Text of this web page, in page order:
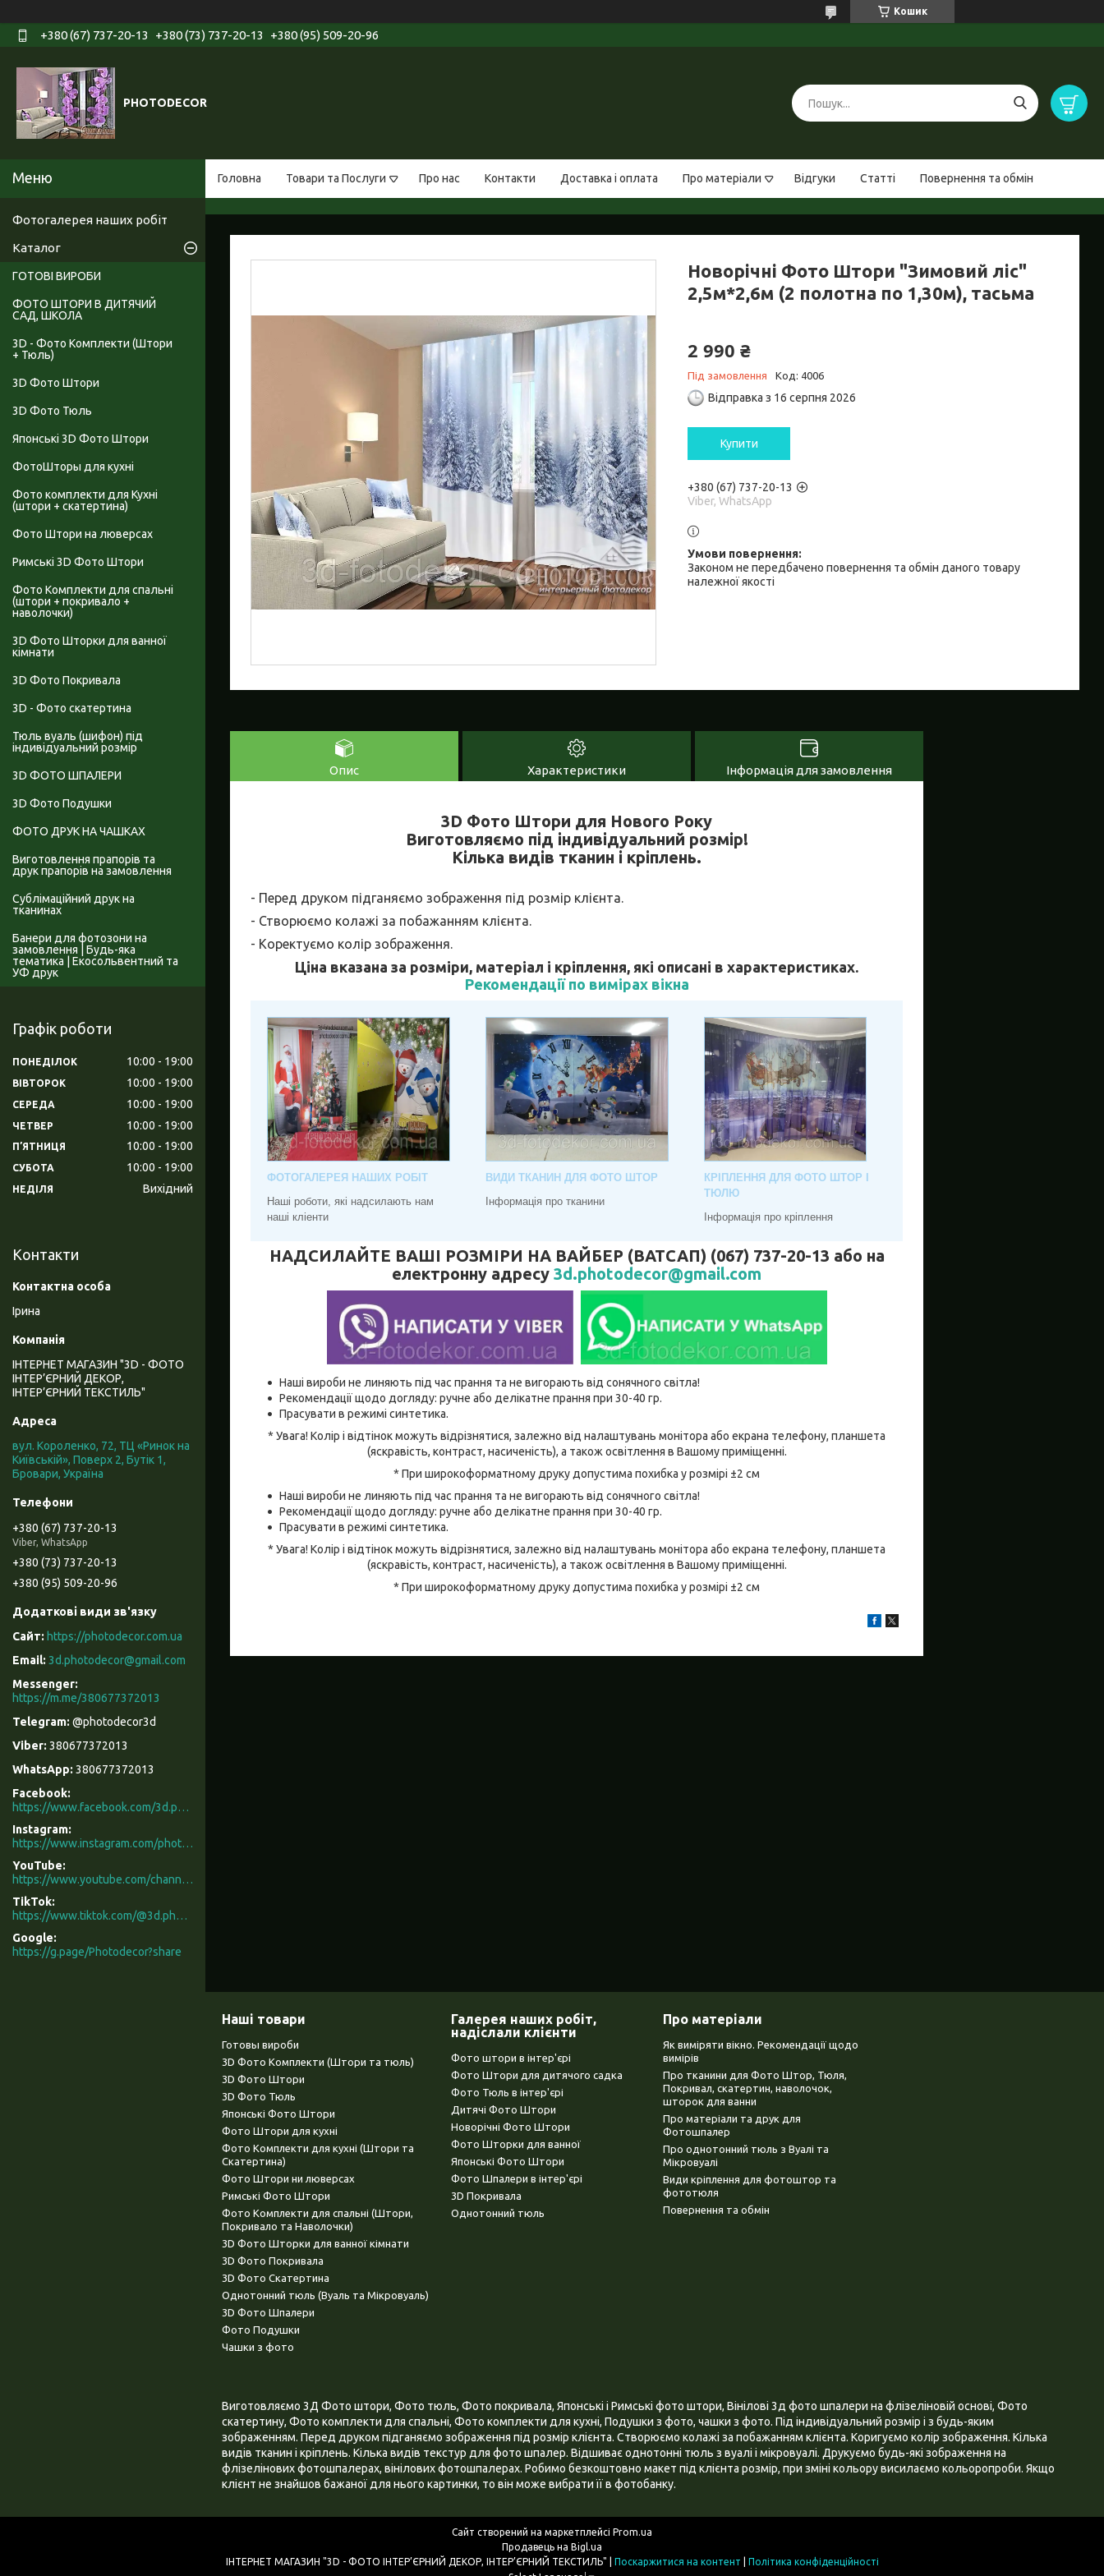
Кошик
+380 (67) 737-20-13 +380 (73) 737-20-13 +380 (95) 509-20-96
PHOTODECOR
Головна Товари та Послуги Про нас Контакти Доставка і оплата Про матеріали Відгуки Статті Повернення та обмін
Новорічні Фото Штори "Зимовий ліс"
2,5м*2,6м (2 полотна по 1,30м), тасьма
2 990 ₴
Під замовлення Код: 4006
Відправка з 16 серпня 2026
Купити
+380 (67) 737-20-13
Viber, WhatsApp
Законом не передбачено повернення та обмін даного товару
належної якості
Опис Характеристики Інформація для замовлення
3D Фото Штори для Нового Року
Виготовляємо під індивідуальний розмір!
Кілька видів тканин і кріплень.
- Перед друком підганяємо зображення під розмір клієнта.
- Створюємо колажі за побажанням клієнта.
- Коректуємо колір зображення.
Ціна вказана за розміри, матеріал і кріплення, які описані в характеристиках.
Рекомендації по вимірах вікна
ФОТОГАЛЕРЕЯ НАШИХ РОБІТ
Наші роботи, які надсилають нам
наші кліенти
ВИДИ ТКАНИН ДЛЯ ФОТО ШТОР
Інформація про тканини
КРІПЛЕННЯ ДЛЯ ФОТО ШТОР І
ТЮЛЮ
Інформація про кріплення
НАДСИЛАЙТЕ ВАШІ РОЗМІРИ НА ВАЙБЕР (ВАТСАП) (067) 737-20-13 або на
електронну адресу 3d.photodecor@gmail.com
Наші вироби не линяють під час прання та не вигорають від сонячного світла!
Рекомендації щодо догляду: ручне або делікатне прання при 30-40 гр.
Прасувати в режимі синтетика.
* Увага! Колір і відтінок можуть відрізнятися, залежно від налаштувань монітора або екрана телефону, планшета
(яскравість, контраст, насиченість), а також освітлення в Вашому приміщенні.
* При широкоформатному друку допустима похибка у розмірі ±2 см
Наші вироби не линяють під час прання та не вигорають від сонячного світла!
Рекомендації щодо догляду: ручне або делікатне прання при 30-40 гр.
Прасувати в режимі синтетика.
* Увага! Колір і відтінок можуть відрізнятися, залежно від налаштувань монітора або екрана телефону, планшета
(яскравість, контраст, насиченість), а також освітлення в Вашому приміщенні.
* При широкоформатному друку допустима похибка у розмірі ±2 см
Фотогалерея наших робіт
Каталог
ГОТОВІ ВИРОБИ
ФОТО ШТОРИ В ДИТЯЧИЙ
САД, ШКОЛА
3D - Фото Комплекти (Штори
+ Тюль)
3D Фото Штори
3D Фото Тюль
Японські 3D Фото Штори
ФотоШторы для кухні
Фото комплекти для Кухні
(штори + скатертина)
Фото Штори на люверсах
Римські 3D Фото Штори
Фото Комплекти для спальні
(штори + покривало +
наволочки)
3D Фото Шторки для ванної
кімнати
3D Фото Покривала
3D - Фото скатертина
Тюль вуаль (шифон) під
індивідуальний розмір
3D ФОТО ШПАЛЕРИ
3D Фото Подушки
ФОТО ДРУК НА ЧАШКАХ
Виготовлення прапорів та
друк прапорів на замовлення
Сублімаційний друк на
тканинах
Банери для фотозони на
замовлення | Будь-яка
тематика | Екосольвентний та
УФ друк
Графік роботи
ПОНЕДІЛОК 10:00 19:00
ВІВТОРОК 10:00 19:00
СЕРЕДА 10:00 19:00
ЧЕТВЕР 10:00 19:00
ПʼЯТНИЦЯ 10:00 19:00
СУБОТА 10:00 19:00
НЕДІЛЯ Вихідний
Контакти
Ірина
ІНТЕРНЕТ МАГАЗИН "3D - ФОТО
ІНТЕР’ЄРНИЙ ДЕКОР,
ІНТЕР’ЄРНИЙ ТЕКСТИЛЬ"
вул. Короленко, 72, ТЦ «Ринок на
Київській», Поверх 2, Бутік 1,
Бровари, Україна
+380 (67) 737-20-13
Viber, WhatsApp
+380 (73) 737-20-13
+380 (95) 509-20-96
https://photodecor.com.ua
3d.photodecor@gmail.com
https://m.me/380677372013
@photodecor3d
380677372013
380677372013
Facebook
https://www.facebook.com/3d.photodecor/
Instagram
https://www.instagram.com/photodecor.com.ua/
YouTube
https://www.youtube.com/channel/UCXCUerfqRY1Pw7-IptdbqyA/videos
TikTok
https://www.tiktok.com/@3d.photodecor?is_from_webapp=1&sender_device=pc
Google
https://g.page/Photodecor?share
Наші товари
Готовы вироби
3D Фото Комплекти (Штори та тюль)
3D Фото Штори
3D Фото Тюль
Японські Фото Штори
Фото Штори для кухні
Фото Комплекти для кухні (Штори та
Скатертина)
Фото Штори ни люверсах
Римські Фото Штори
Фото Комплекти для спальні (Штори,
Покривало та Наволочки)
3D Фото Шторки для ванної кімнати
3D Фото Покривала
3D Фото Скатертина
Однотонний тюль (Вуаль та Мікровуаль)
3D Фото Шпалери
Фото Подушки
Чашки з фото
Галерея наших робіт,
надіслали клієнти
Фото штори в інтер'єрі
Фото Штори для дитячого садка
Фото Тюль в інтер'єрі
Дитячі Фото Штори
Новорічні Фото Штори
Фото Шторки для ванної
Японські Фото Штори
Фото Шпалери в інтер'єрі
3D Покривала
Однотонний тюль
Про матеріали
Як виміряти вікно. Рекомендації щодо
вимірів
Про тканини для Фото Штор, Тюля,
Покривал, скатертин, наволочок,
шторок для ванни
Про матеріали та друк для
Фотошпалер
Про однотонний тюль з Вуалі та
Мікровуалі
Види кріплення для фотоштор та
фототюля
Повернення та обмін
Виготовляємо 3Д Фото штори, Фото тюль, Фото покривала, Японські і Римські фото штори, Вінілові 3д фото шпалери на флізеліновій основі, Фото
скатертину, Фото комплекти для спальні, Фото комплекти для кухні, Подушки з фото, чашки з фото. Під індивідуальний розмір і з будь-яким
зображенням. Перед друком підганяємо зображення під розмір клієнта. Створюємо колажі за побажанням клієнта. Коригуємо колір зображення. Кілька
видів тканин і кріплень. Кілька видів текстур для фото шпалер. Відшиває однотонні тюль з вуалі і мікровуалі. Друкуємо будь-які зображення на
флізелінових фотошпалерах, вінілових фотошпалерах. Робимо безкоштовно макет під клієнта розмір, при зміні кольору висилаємо кольоропроби. Якщо
клієнт не знайшов бажаної для нього картинки, то він може вибрати її в фотобанку.
Сайт створений на маркетплейсі Prom.ua
Продавець на Bigl.ua
Поскаржитися на контент
Політика конфіденційності